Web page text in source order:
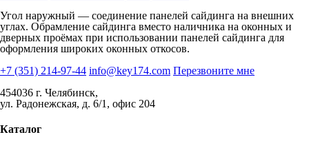
Угол наружный — соединение панелей сайдинга на внешних
углах. Обрамление сайдинга вместо наличника на оконных и
дверных проёмах при использовании панелей сайдинга для
оформления широких оконных откосов.
+7 (351) 214-97-44 info@key174.com Перезвоните мне
454036 г. Челябинск,
ул. Радонежская, д. 6/1, офис 204
Каталог